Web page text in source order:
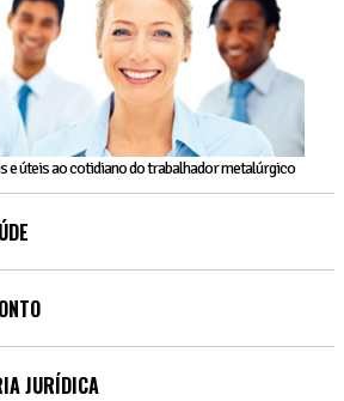
e úteis ao cotidiano do trabalhador metalúrgico
JURÍDICA